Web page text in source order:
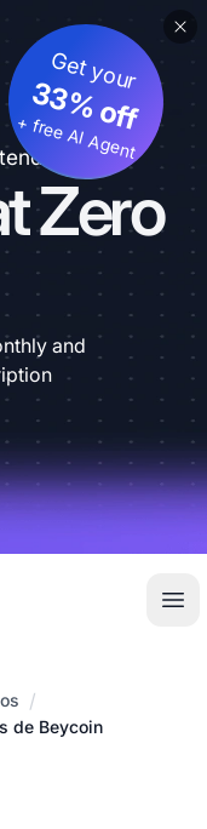
Zero
Get your
33% off
+ free AI Agent
and
/
de Beycoin